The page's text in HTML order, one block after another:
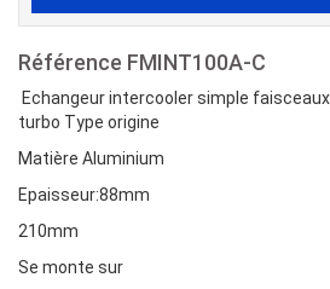
Référence FMINT100A-C
Echangeur intercooler simple
turbo Type origine
Matière Aluminium
Epaisseur:88mm
210mm
Se monte sur